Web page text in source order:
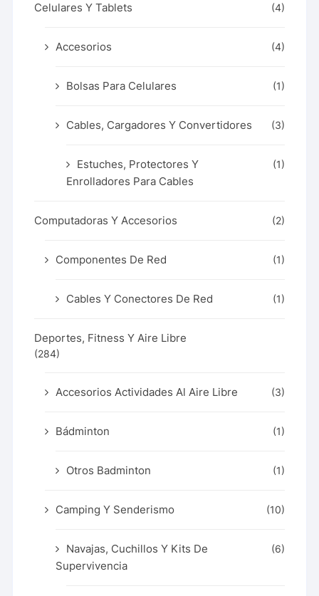
Celulares Y Tablets (4)
Accesorios (4)
Bolsas Para Celulares (1)
Cables, Cargadores Y Convertidores (3)
Estuches, Protectores Y
Enrolladores Para Cables
(1)
Computadoras Y Accesorios (2)
Componentes De Red (1)
Cables Y Conectores De Red (1)
Deportes, Fitness Y Aire Libre
(284)
Accesorios Actividades Al Aire Libre (3)
Bádminton (1)
Otros Badminton (1)
Camping Y Senderismo (10)
Navajas, Cuchillos Y Kits De
Supervivencia
(6)